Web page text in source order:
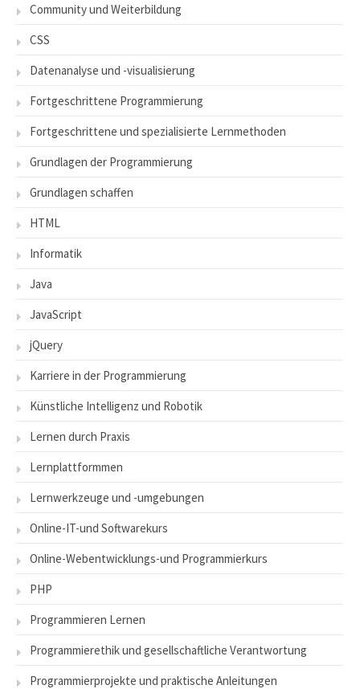
Community und Weiterbildung
CSS
Datenanalyse und -visualisierung
Fortgeschrittene Programmierung
Fortgeschrittene und spezialisierte Lernmethoden
Grundlagen der Programmierung
Grundlagen schaffen
HTML
Informatik
Java
JavaScript
jQuery
Karriere in der Programmierung
Künstliche Intelligenz und Robotik
Lernen durch Praxis
Lernplattformmen
Lernwerkzeuge und -umgebungen
Online-IT-und Softwarekurs
Online-Webentwicklungs-und Programmierkurs
PHP
Programmieren Lernen
Programmierethik und gesellschaftliche Verantwortung
Programmierprojekte und praktische Anleitungen